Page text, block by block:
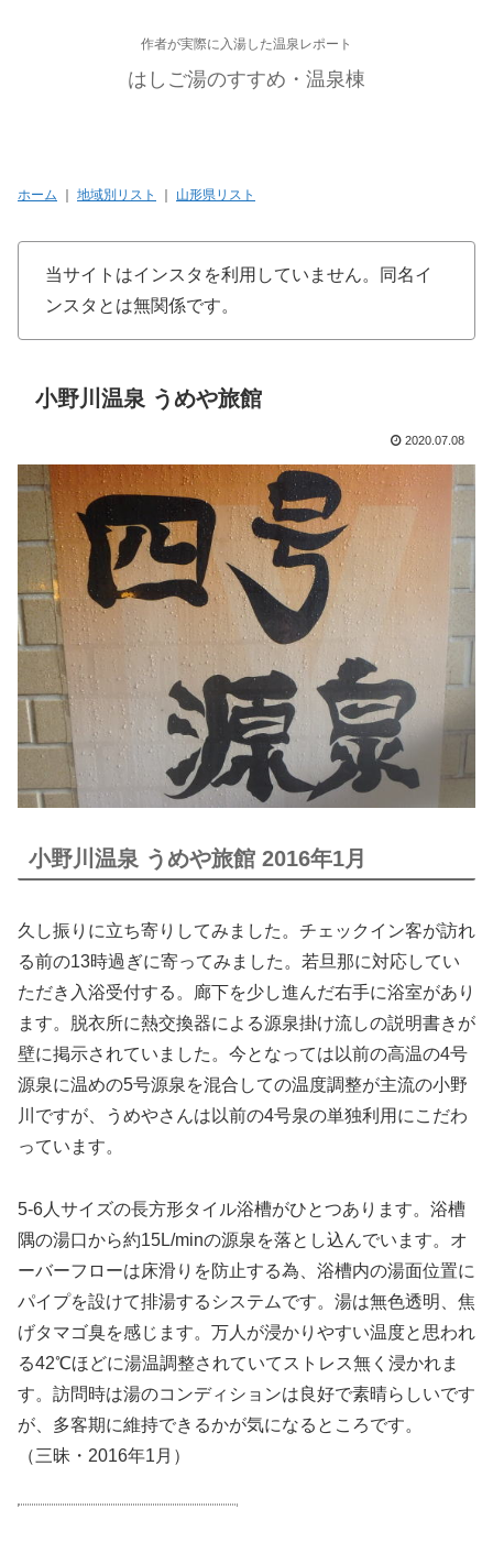
作者が実際に入湯した温泉レポート
はしご湯のすすめ・温泉棟
ホーム 地域別リスト 山形県リスト
当サイトはインスタを利用していません。同名イ
ンスタとは無関係です。
小野川温泉 うめや旅館
2020.07.08
小野川温泉 うめや旅館 2016年1月
久し振りに立ち寄りしてみました。チェックイン客が訪れ
る前の13時過ぎに寄ってみました。若旦那に対応してい
ただき入浴受付する。廊下を少し進んだ右手に浴室があり
ます。脱衣所に熱交換器による源泉掛け流しの説明書きが
壁に掲示されていました。今となっては以前の高温の4号
源泉に温めの5号源泉を混合しての温度調整が主流の小野
川ですが、うめやさんは以前の4号泉の単独利用にこだわ
っています。
5-6人サイズの長方形タイル浴槽がひとつあります。浴槽
隅の湯口から約15L/minの源泉を落とし込んでいます。オ
ーバーフローは床滑りを防止する為、浴槽内の湯面位置に
パイプを設けて排湯するシステムです。湯は無色透明、焦
げタマゴ臭を感じます。万人が浸かりやすい温度と思われ
る42℃ほどに湯温調整されていてストレス無く浸かれま
す。訪問時は湯のコンディションは良好で素晴らしいです
が、多客期に維持できるかが気になるところです。
（三昧・2016年1月）